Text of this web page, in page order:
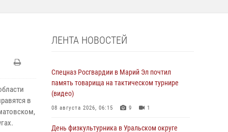
в
ЛЕНТА НОВОСТЕЙ
Спецназ Росгвардии в Марий Эл почтил
память товарища на тактическом турнире
(видео)
08 августа 2026, 06:15 9 1
День физкультурника в Уральском округе